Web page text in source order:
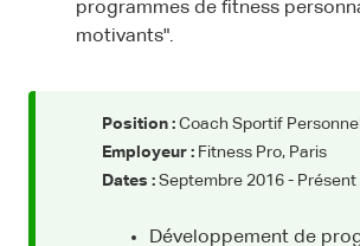
programmes de fitness
motivants".
Position : Coach Sportif Personnel
Employeur : Fitness Pro, Paris
Dates : Septembre 2016 - Présent
Développement de